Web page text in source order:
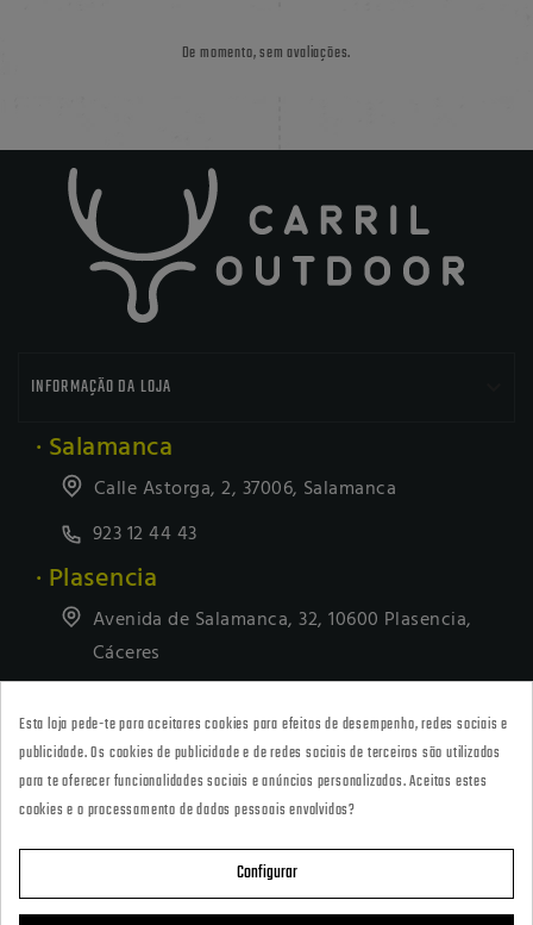
De momento, sem avaliações.
INFORMAÇÃO DA LOJA
· Salamanca
Calle Astorga, 2, 37006, Salamanca
923 12 44 43
· Plasencia
Avenida de Salamanca, 32, 10600 Plasencia,
Cáceres
· Tienda Online
marketing@armeriacarril.com
CATEGORÍAS 
Esta loja pede-te para aceitares cookies para efeitos de desempenho, redes sociais e
publicidade. Os cookies de publicidade e de redes sociais de terceiros são utilizados
para te oferecer funcionalidades sociais e anúncios personalizados. Aceitas estes
cookies e o processamento de dados pessoais envolvidos?
Configurar